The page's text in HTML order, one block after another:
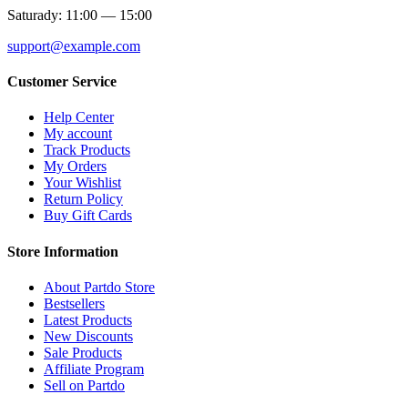
Saturady: 11:00 — 15:00
support@example.com
Customer Service
Help Center
My account
Track Products
My Orders
Your Wishlist
Return Policy
Buy Gift Cards
Store Information
About Partdo Store
Bestsellers
Latest Products
New Discounts
Sale Products
Affiliate Program
Sell on Partdo